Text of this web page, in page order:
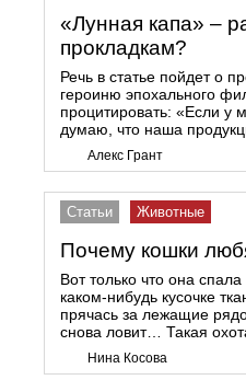
«Лунная капа» –
прокладкам?
Речь в статье пойдет о
героиню эпохального
процитировать: «Если у
думаю, что наша
Алекс Грант
Статьи Животные
Почему кошки
Вот только что она
каком-нибудь кусочке
прячась за лежащие
снова ловит… Такая
Нина Косова